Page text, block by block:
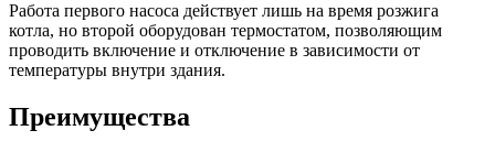
Работа первого насоса действует лишь на время розжига
котла, но второй оборудован термостатом, позволяющим
проводить включение и отключение в зависимости от
температуры внутри здания.
Преимущества